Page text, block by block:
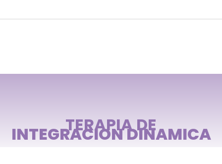
TERAPIA DE
INTEGRACION DINAMICA